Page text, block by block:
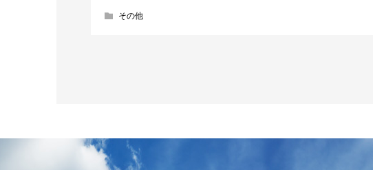
その他